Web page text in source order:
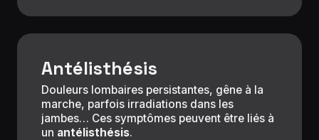
Antélisthésis
Douleurs lombaires persistantes, gêne à la
marche, parfois irradiations dans les
jambes… Ces symptômes peuvent être liés à
un antélisthésis.